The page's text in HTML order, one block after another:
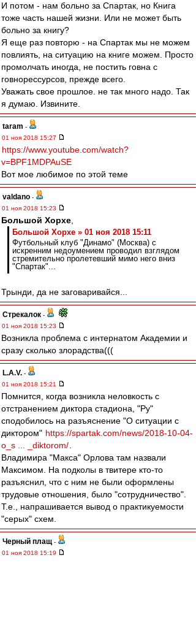
И потом - нам больно за Спартак, но Книга
тоже часть нашей жизни. Или не может быть
больно за книгу?
Я еще раз повторю - на Спартак мы не можем
повлиять, на ситуацию на книге можем. Просто
промолчать иногда, не постить говна с
говнорессурсов, прежде всего.
Уважать свое прошлое. не так много надо. Так
я думаю. Извините.
taram -
01 ноя 2018 15:27
https://www.youtube.com/watch?
v=BPF1MDPAuSE
Вот мое любимое по этой теме
valdano -
01 ноя 2018 15:23
Большой Хорхе
Большой Хорхе » 01 ноя 2018 15:11
Футбольный клуб "Динамо" (Москва) с
искренним недоумением проводил взглядом
стремительно пролетевший мимо него вниз
"Спартак"...
Трынди, да не заговаривайся...
Стрекалок -
01 ноя 2018 15:23
Возникла проблема с интернатом Академии и
сразу сколько злорадства(((
L.А.V. -
01 ноя 2018 15:21
Помнится, когда возникла неловкость с
отстранением диктора стадиона, "Ру"
сподобилось на разъяснение "О ситуации с
диктором" https://spartak.com/news/2018-10-04-
o_s ... _diktorom/
Владимира "Макса" Орлова там назвали
Максимом. На подколы в твитере кто-то
разъяснил, что с ним не были оформлены
трудовые отношения, было "сотрудничество".
Т.е., напрашивается вывод о практикуемости
"серых" схем.
Черный плащ -
01 ноя 2018 15:19